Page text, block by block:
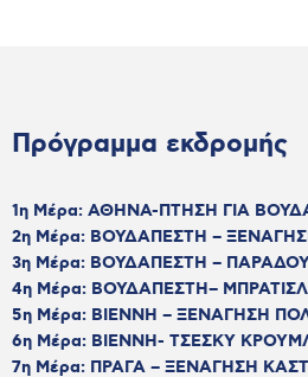
Πρόγραμμα εκδρομής
1η Μέρα: ΑΘΗΝΑ-ΠΤΗΣΗ ΓΙΑ
2η Μέρα: ΒΟΥΔΑΠΕΣΤΗ –
3η Μέρα: ΒΟΥΔΑΠΕΣΤΗ –
4η Μέρα: ΒΟΥΔΑΠΕΣΤΗ–
5η Μέρα: ΒΙΕΝΝΗ – ΞΕΝΑΓΗΣΗ
6η Μέρα: ΒΙΕΝΝΗ- ΤΣΕΣΚΥ
7η Μέρα: ΠΡΑΓΑ – ΞΕΝΑΓΗΣΗ